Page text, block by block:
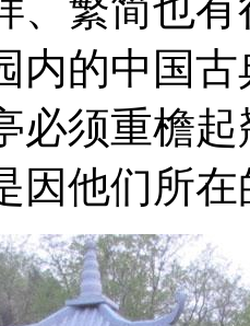
内的中国
必须重檐
因他们所